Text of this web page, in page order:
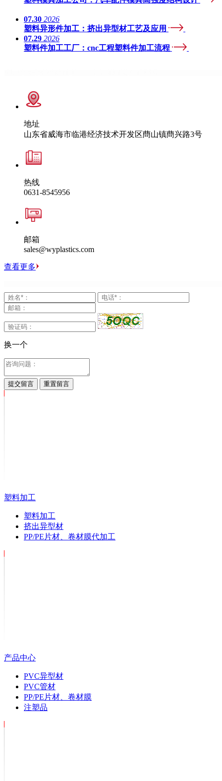
07.30 2026
塑料异形件加工：挤出异型材工艺及应用
07.29 2026
塑料件加工工厂：cnc工程塑料件加工流程
地址
山东省威海市临港经济技术开发区蔄山镇蔄兴路3号
热线
0631-8545956
邮箱
sales@wyplastics.com
查看更多
换一个
提交留言 重置留言
塑料加工
塑料加工
挤出异型材
PP/PE片材、卷材膜代加工
产品中心
PVC异型材
PVC管材
PP/PE片材、卷材膜
注塑品